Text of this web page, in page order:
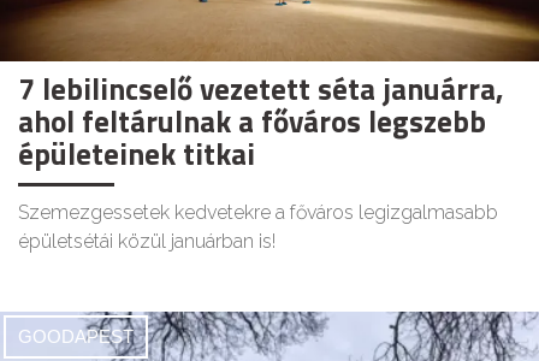
7 lebilincselő vezetett séta januárra,
ahol feltárulnak a főváros legszebb
épületeinek titkai
Szemezgessetek kedvetekre a főváros legizgalmasabb
épületsétái közül januárban is!
GOODAPEST